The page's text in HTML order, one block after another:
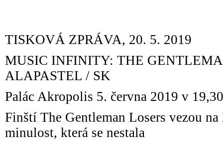
TISKOVÁ ZPRÁVA, 20. 5. 2019
MUSIC INFINITY: THE
ALAPASTEL / SK
Palác Akropolis 5. června 2019 v
Finští The Gentleman Losers vezou
minulost, která se nestala